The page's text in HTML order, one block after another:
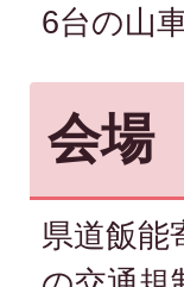
6台の山
会場
県道飯能